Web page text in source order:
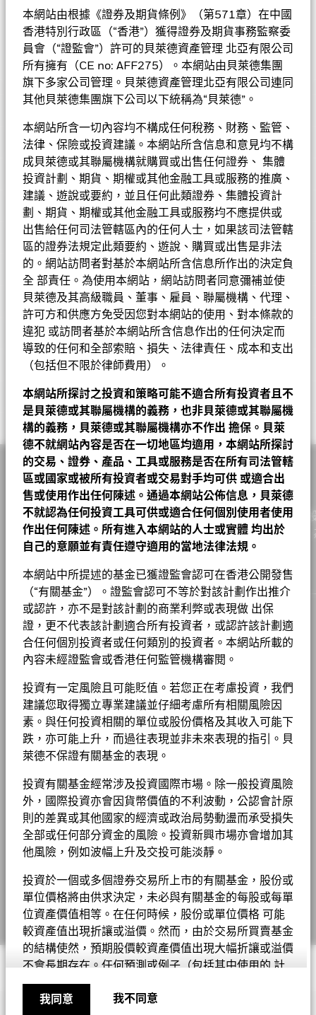
本網站由根據《證券及期貨條例》（第571章）在中國
香港特別行政區（“香港”）獲得證券及期貨事務監察委
員會（“證監會”）許可的貝萊德資產管理 北亞有限公司
所有擁有（CE no: AFF275）。本網站由貝萊德集團
旗下多家公司管理。貝萊德資產管理北亞有限公司連同
其他貝萊德集團旗下公司以下統稱為“貝萊德”。
本網站所含一切內容均不構成任何稅務、財務、監管、
法律、保險或投資建議。本網站所含信息和意見均不構
成貝萊德或其聯屬機構就購買或出售任何證券、 集體
投資計劃、期貨、期權或其他金融工具或服務的推廣、
建議、遊說或要約，並且任何此類證券、集體投資計
劃、期貨、期權或其他金融工具或服務均不應提供或
出售給任何司法管轄區內的任何人士，如果該司法管轄
區的證券法規定此類要約、遊說、購買或出售是非法
的。網站訪問者對基於本網站所含信息所作出的決定負
全 部責任。為使用本網站，網站訪問者同意彌補並使
貝萊德及其高級職員、董事、雇員、聯屬機構、代理、
許可方和供應方免受因您對本網站的使用、對本條款的
違犯 或訪問者基於本網站所含信息作出的任何決定而
導致的任何和全部索賠、損失、法律責任、成本和支出
（包括但不限於律師費用）。
本網站所探討之投資和策略可能不適合所有投資者且不
是貝萊德或其聯屬機構的義務，也非貝萊德或其聯屬機
構的義務，貝萊德或其聯屬機構亦不作出 擔保。貝萊
德不就網站內容是否在一切地區均適用，本網站所探討
的交易、證券、產品、工具或服務是否在所有司法管轄
區或國家或被所有投資者或交易對手均可供 或適合出
售或使用作出任何陳述。通過本網站公佈信息，貝萊德
不就認為任何投資工具可供或適合任何個別使用者使用
作出任何陳述。所有進入本網站的人士或實體 均出於
自己的意願並有責任遵守適用的當地法律法規。
本網站中所提述的基金已獲證監會認可在香港公開發售
（“有關基金”）。證監會認可不等於對該計劃作出推介
或認許，亦不是對該計劃的商業利弊或表現做 出保
證，更不代表該計劃適合所有投資者，或認許該計劃適
合任何個別投資者或任何類別的投資者。本網站所載的
內容未經證監會或香港任何監管機構審閱。
投資有一定風險且可能貶值。若您正在考慮投資，我們
建議您取得獨立專業建議並仔細考慮所有相關風險因
素。與任何投資相關的單位或股份價格及其收入可能下
跌，亦可能上升，而過往表現並非未來表現的指引。貝
萊德不保證有關基金的表現。
投資有關基金經常涉及投資國際市場。除一般投資風險
外，國際投資亦會因貨幣價值的不利波動，公認會計原
則的差異或其他國家的經濟或政治局勢動盪而承受損失
全部或任何部分資金的風險。投資新興市場亦會增加其
他風險，例如波幅上升及交投可能淡靜。
投資於一個或多個證券交易所上市的有關基金，股份或
單位價格將由供求決定，未必與有關基金的每股或每單
位資產價值相等。在任何時候，股份或單位價格 可能
較資產值出現折讓或溢價。然而，由於交易所買賣基金
的結構使然，預期股價較資產價值出現大幅折讓或溢價
不會長期存在。任何預測或例子（包括其中使用的 計
算方法）僅作說明之用，並不保證準確或完整。請注意
股份或單位僅限於註冊為參與證券商之人士或實體進行
我同意 我不同意
一定程度的投資金額。
• 投資者不應單憑此文件作投資決定。投資者應參閱基金章程及
產品資料概要以了解風險因素等詳情。
投資目標
歐洲基金以盡量提高總回報為目標。基金將不少於70%的總資產
投資於在歐洲註冊或從事大部份經濟活動的 公司之股本證券。
貝萊德歐洲基金
基金的全部貨幣對沖股份類別使用金融衍生產品以對沖貨幣風險。
股份類別中使用金融衍生產品可能為基金內其他股份類別帶來潛在
風險效應（亦稱為溢出）。該基金的管理公司將確保適當的程序得
以進行，以至對其他股份類別的風險效應減至最低。您只需直接在
基金名稱下方使用下拉式方框，即可查閱這基金內全部股份類別—
貨幣對沖股份類別會於股份類別的名稱中顯示「對沖」的字眼。此
外，如欲索取所有貨幣對沖股份類別的完整列表，應向基金管理公
司提出。
表現
圖表
查看圖表
表現
Chart
Bar chart with 2 data series.
The chart has 1 X axis displaying categories.
The chart has 1 Y axis displaying Values. Range: -40 to 40.
Values
年度回報(%) 參考指標 1
201620172018201920202021202220232024
-20
0
20
40
-40
End of interactive chart.
在此期間內的業績表現是在不再適用的情況下達致的。
2016 2017 2018 2019 2020 2021
年
度
回
報
(%)
EUR
-4.89 7.59 -13.89 33.21 21.18 29.92 -24.16
參
考
指
標 1
EUR
2.58 10.24 -10.57 26.05 -3.32 25.13 -9.49
表現已扣除持續徵收的收費，惟不包括認購和贖回費用。
往績並非未來表現的指引。投資者或未能取回投資的全部本金。
表現按該時期的資產淨值計算，股息再作投資。表現數據已扣除費
用。
有關數據顯示本基金的股份類別在所示時期內的價值的上升或下跌
幅度。表現按相關股份類別的貨幣計算，包括持續徵收的收費及稅
基金資料
基金總值
截至 2026年8月6日
EUR 1,138,324,567
基金成立日期
1993年11月30日
基準貨幣
EUR
參考指標 1
MSCI歐洲指數
首次認購費
5.00%
ISIN
LU0252966055
表現費
0.00%
最低其後投資額
註冊地點
盧森堡
管理公司
BlackRock (Luxembourg) S.A.
交易結算日
交易日 + 3 日
彭博代號
XMHI GR
香港證監會認可ESG基金
否
股份成立日期
2006年5月19日
貨幣(本地)
資產類別
股票
SFDR分類
第8條
管理費
0.75%
管理費 (部分基金/股份類別包括
分銷費)
0.75%
最低首次投資額
GBP 100000
收入用途
累積
監管制度
UCITS
晨星分類
交易頻率
每日
SEDOL
B448ZP7
有關費用詳情, 請參閱基金章程。
基本因素及風險
持倉數目
截至 2026年6月30日
3年貝他係數
截至 2026年7月31日
1.226
市賬率
截至 2026年6月30日
3.73
三年標準差
截至 2026年7月31日
14.69%
市盈率
截至 2026年6月30日
基金評級
Morningstar星號評級
晨星星號評
級
截至 2026年7月31日
Morningstar基金獎牌評級
於2026年7月22日頒發
分析員主導的百分比 (%)
截至 2026年7月22日
100.00
數據覆蓋百分比(%)
截至 2026年7月22日
100.00
Morningstar, Inc. 版權所有。
持股
截至 2026年6月30日
成分股名稱 比重(%)
ASML HOLDING NV
7.91
UNICREDIT SPA
ROLLS-ROYCE HOLDINGS PLC
4.27
SAFRAN SA
3.84
ERSTE GROUP BANK AG
3.18
LLOYDS BANKING GROUP PLC
3.09
ABB LTD
2.99
AIB GROUP PLC
2.97
SIEMENS ENERGY AG
2.89
基金以主動方式管理，而其成分將會變動。所示持倉僅供說明用
途，不應視作買賣有關證券的建議。基金細節、持倉和特色均截至
投資或會更改
投資分佈
截至 2026年6月30日
比重（%）
投資分佈 基金 基準
Net
工業
33.60 19.08
14.52
金融
23.22 24.41
-1.20
資訊科技
17.94 10.10
7.84
醫療保健
8.55 13.21
-4.66
原材料
6.21 5.23
0.98
公用事業
3.45 4.97
-1.53
能源
1.33 4.40
-3.07
現金及衍生產品
1.20 0.01
1.19
房地產
0.00 0.62
顯示全部
負比重可能是因特定情況（包括基金購入證券的交易和結算日時
差）及／或為增加或減少市場風險及／或風險管理而利用若干金融
工具（包括衍生工具）所致。投資分佈或會更改。 由於四捨五
入，總額可能不等於100%。
價格及交易所
股份類別 貨幣 淨值 變動 變動(%)
資產淨值截至
A2
USD 251.12 0.32 0.13
2026年8月6日
A2 對沖股份
USD 37.68 0.06 0.16
2026年8月6日
A2 對沖股份
HKD 34.46 0.05 0.15
2026年8月6日
A2 對沖股份
CAD 23.60 0.03 0.13
2026年8月6日
A2 對沖股份
GBP 22.88 0.03 0.13
2026年8月6日
A2 對沖股份
SGD 25.73 0.04 0.16
2026年8月6日
A2 對沖股份
AUD 23.98 0.03 0.13
2026年8月6日
A2 對沖股份
NZD 25.26 0.04 0.16
2026年8月6日
A2 對沖股份
CNH 214.05 0.27 0.13 2026年8月6日
除特別註明外，所有資料截至月底。
基金經理
Tom Joy
可持續發展特徵
可持續發展特徵可為投資者提供傳統以外的指標，連同其他指標及
資訊，投資者可以用來評估基金在環境、社會、管治(ESG)方面的
特徵。 可持續發展特徵並非目前或未來表現的指引，亦不反映基
金的潛在風險及回報程度。 資訊僅用於提高透明度和僅供參考。
投資者在評估基金時不應單獨或孤立地考慮可持續發展特徵，而是
應看作為其中一項參考資訊。
這些指標並不反映基金如何或會否納入ESG因素。除非在基金文件
中另有註明並包含在基金的投資目標中，否則這些指標不會改變基
金的投資目標或限制基金的可投資領域，亦不代表基金會採用以
ESG或Impact為主的投資策略或排除性篩選。請參閱基金章程以
了解更多關於基金的投資策略。
欲查看MSCI對可持續發展特徵的評估方法，請使用以下連結
MSCI ESG 基金評級 (AAA-CCC) AA
MSCI ESG 品質得分 (0-10)
截至 2026年7月17日
7.93
基金 Lipper 全球分類
截至 2026年7月17日
Equity Europe
MSCI 加權平均碳密度 （噸 每百
萬美元銷售額之二氧化碳等量）
截至 2026年7月17日
99.82
MSCI ESG % 涵蓋範圍
截至 2026年7月17日
MSCI ESG 品質得分－同類基金
百分位數
截至 2026年7月17日
34.73
同類基金組別
截至 2026年7月17日
1,316
截至 2026年7月17日
業務參與
業務參與指標有助於投資者更全面地瞭解基金可能透過其投資而暴
露在其中的具體活動。
業務參與指標並不代表基金投資目標的，除非基金文件另有說明且
包括在基金投資目標，否則不會改變基金投資目標或限制基金的可
投資領域，也不代表基金將採用 ESG 或影響導向的投資策略或排
除篩選。有關基金投資策略的更多資訊，請參閱基金章程。
MSCI－爭議性武器
截至 2026年6月30日
0.00%
MSCI－核武器
截至 2026年6月30日
3.87%
截至 2026年6月30日
MSCI－煙草
截至 2026年6月30日
0.00%
MSCI－聯合國全球契約違反者
截至 2026年6月30日
0.00%
MSCI－動力煤
截至 2026年6月30日
0.00%
MSCI－油砂
截至 2026年6月30日
0.00%
業務參與涵蓋範圍
截至 2026年6月30日
99.91%
未涵蓋的基金百分比
截至 2026年6月30日
0.03%
如上所示，貝萊德 (BlackRock) 在動力煤和油砂的業務參與部位係
相關文件
貝萊德歐洲基金 D2 歐元 基金
基金章程
貝萊德全球基金 – 基⾦產品資料概要
貝萊德歐洲基金產品資料概要
BGF股息組成資料 (每月)
貝萊德全球基金 - 最新每季派息
貝萊德全球基金 - 最新每月派息
BGF股息組成資料 (每季)
貝萊德全球基金年報及賬目 - 只提供英文版本
貝萊德全球基金中期報告及賬目 - 只提供英文版
本
作為一家全球投資管理公司及客戶的信託人，貝萊德致力為
實現財務幸福。自1999年以來，我們憑藉領先的金融科技，
戶提供理想的解決方案以協助他們達成其重要投資目標。
集團
工作機會
投資者關係
法律通知
私隱通知
業務連續性
詐騙提示
Cookie通知
Manage cookies
© 2026 BlackRock, Inc版權所有
重要資訊